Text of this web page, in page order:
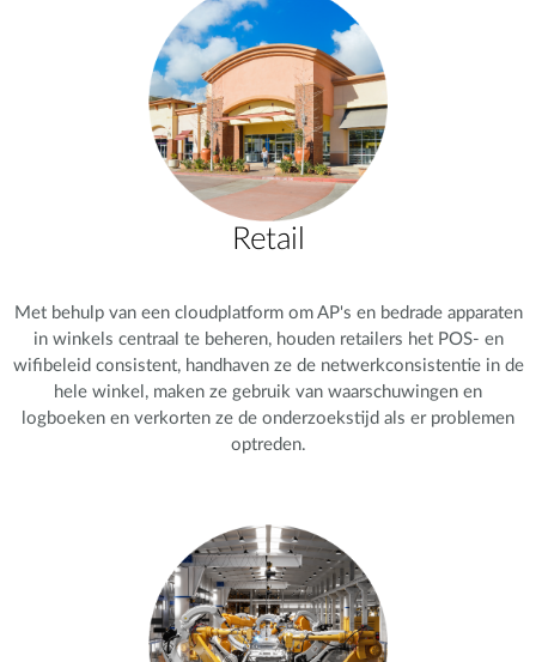
Retail
Met behulp van een cloudplatform om AP's en bedrade apparaten
in winkels centraal te beheren, houden retailers het POS- en
wifibeleid consistent, handhaven ze de netwerkconsistentie in de
hele winkel, maken ze gebruik van waarschuwingen en
logboeken en verkorten ze de onderzoekstijd als er problemen
optreden.